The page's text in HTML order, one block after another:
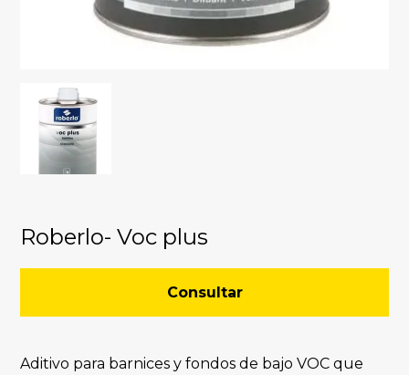
Roberlo- Voc plus
Consultar
Aditivo para barnices y fondos de bajo VOC que